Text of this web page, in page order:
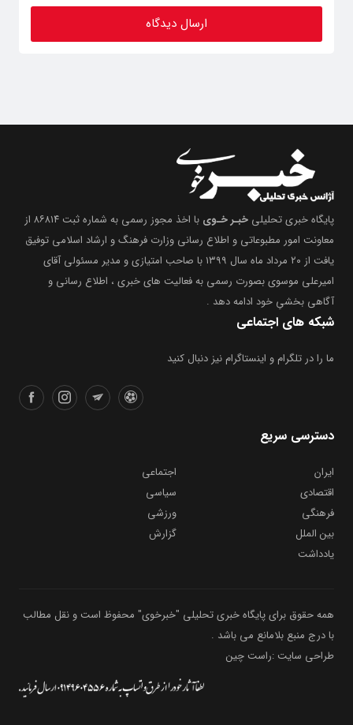
پایگاه خبری تحلیلی خبـر خـوی
با اخذ مجوز رسمی به شماره ثبت ۸۶۸۱۴ از
معاونت امور مطبوعاتی و اطلاع رسانی وزارت فرهنگ و ارشاد اسلامی توفیق
یافت از ۲۰ مرداد ماه سال ۱۳۹۹ با صاحب امتیازی و مدیر مسئولی آقای
امیرعلی موسوی بصورت رسمی به فعالیت های خبری ، اطلاع رسانی و
آگاهی بخشیِ خود ادامه دهد .
شبکه های اجتماعی
ما را در تلگرام و اینستاگرام نیز دنبال کنید
دسترسی سریع
ایران
اجتماعی
اقتصادی
سیاسی
فرهنگی
ورزشی
بین الملل
گزارش
یادداشت
همه حقوق برای پایگاه خبری تحلیلی "خبرخوی" محفوظ است و نقل مطالب
با درج منبع بلامانع می باشد .
طراحی سایت :راست چین